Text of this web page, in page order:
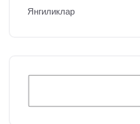
Янгиликлар